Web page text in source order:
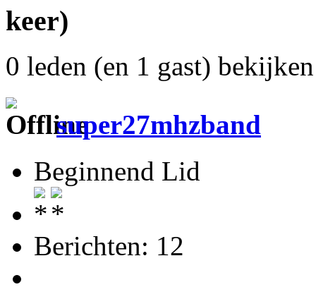
keer)
0 leden (en 1 gast)
super27mhzband
Beginnend Lid
Berichten: 12